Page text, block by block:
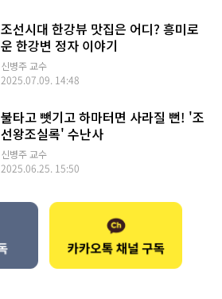
조선시대 한강뷰 맛집은 어디? 흥미로
운 한강변 정자 이야기
신병주 교수
2025.07.09. 14:48
불타고 뺏기고 하마터면 사라질 뻔! '조
선왕조실록' 수난사
신병주 교수
2025.06.25. 15:50